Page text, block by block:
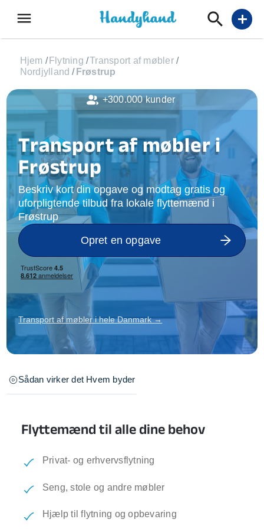
menu add
Hjem / Flytning /Transport af møbler /
Nordjylland / Frøstrup
Transport af møbler i
Frøstrup
Beskriv kort din opgave og modtag gratis og
uforpligtende tilbud fra lokale flyttemænd i
Frøstrup
Opret en opgave
Transport af møbler i hele Danmark →
Sådan virker det Hvem byder
Flyttemænd til alle dine behov
Privat- og erhvervsflytning
Seng, stole og andre møbler
Hjælp til flytning og opbevaring
+300.000 kunder